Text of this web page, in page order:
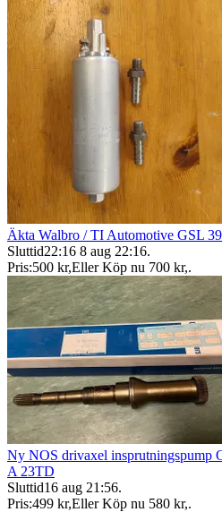
Äkta Walbro / TI Automotive GSL
Sluttid22:16 8 aug 22:16.
Pris:500 kr,Eller Köp nu 700 kr,.
Ny NOS drivaxel insprutningspump
A 23TD
Sluttid16 aug 21:56.
Pris:499 kr,Eller Köp nu 580 kr,.